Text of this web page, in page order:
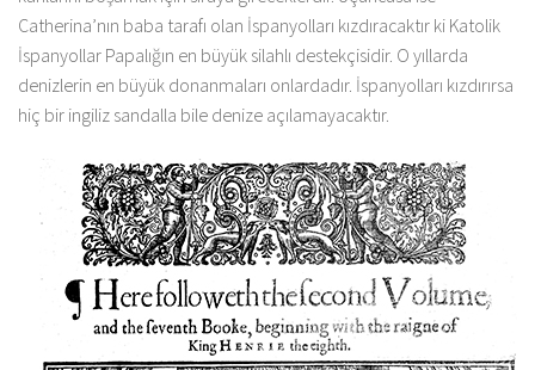
Catherina’nın baba tarafı olan İspanyolları kızdıracaktır ki Katolik
İspanyollar Papalığın en büyük silahlı destekçisidir. O yıllarda
denizlerin en büyük donanmaları onlardadır. İspanyolları kızdırırsa
hiç bir ingiliz sandalla bile denize açılamayacaktır.